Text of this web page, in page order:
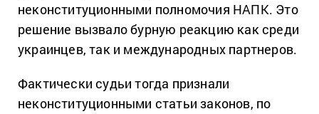
неконституционными полномочия НАПК. Это
решение вызвало бурную реакцию как среди
украинцев, так и международных партнеров.
Фактически судьи тогда признали
неконституционными статьи законов, по